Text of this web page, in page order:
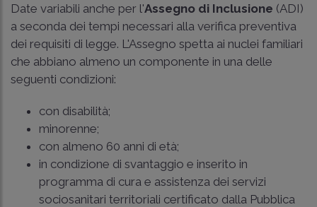
Date variabili anche per l'Assegno di Inclusione (ADI)
a seconda dei tempi necessari alla verifica preventiva
dei requisiti di legge. L'Assegno spetta ai nuclei familiari
che abbiano almeno un componente in una delle
seguenti condizioni:
con disabilità;
minorenne;
con almeno 60 anni di età;
in condizione di svantaggio e inserito in
programma di cura e assistenza dei servizi
sociosanitari territoriali certificato dalla Pubblica